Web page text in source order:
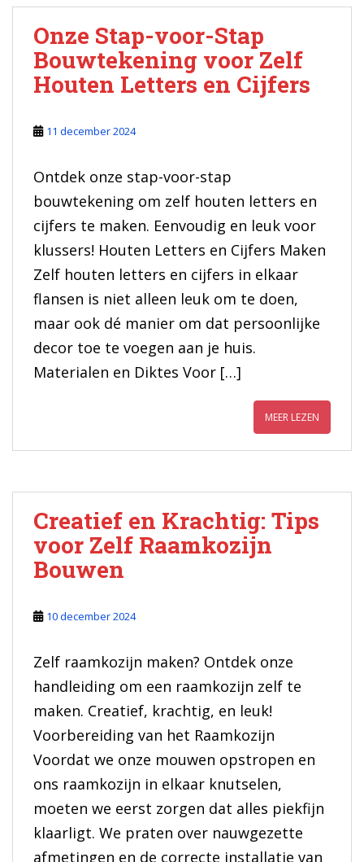
Onze Stap-voor-Stap
Bouwtekening voor Zelf
Houten Letters en Cijfers
11 december 2024
Ontdek onze stap-voor-stap
bouwtekening om zelf houten letters en
cijfers te maken. Eenvoudig en leuk voor
klussers! Houten Letters en Cijfers Maken
Zelf houten letters en cijfers in elkaar
flansen is niet alleen leuk om te doen,
maar ook dé manier om dat persoonlijke
decor toe te voegen aan je huis.
Materialen en Diktes Voor […]
MEER LEZEN
Creatief en Krachtig: Tips
voor Zelf Raamkozijn
Bouwen
10 december 2024
Zelf raamkozijn maken? Ontdek onze
handleiding om een raamkozijn zelf te
maken. Creatief, krachtig, en leuk!
Voorbereiding van het Raamkozijn
Voordat we onze mouwen opstropen en
ons raamkozijn in elkaar knutselen,
moeten we eerst zorgen dat alles piekfijn
klaarligt. We praten over nauwgezette
afmetingen en de correcte installatie van